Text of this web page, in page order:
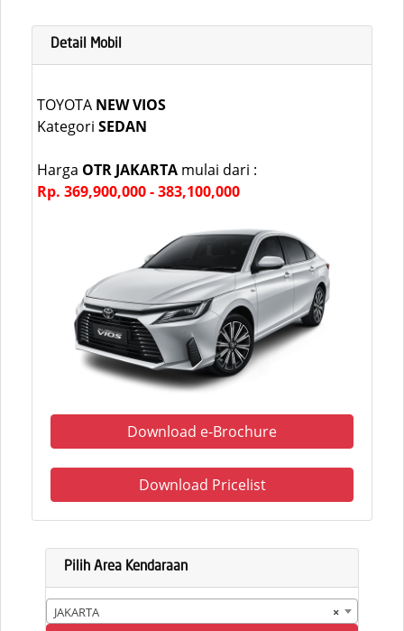
Detail Mobil
TOYOTA NEW VIOS
Kategori SEDAN
Harga OTR JAKARTA mulai dari :
Rp. 369,900,000 - 383,100,000
Download e-Brochure
Download Pricelist
Pilih Area Kendaraan
×
JAKARTA